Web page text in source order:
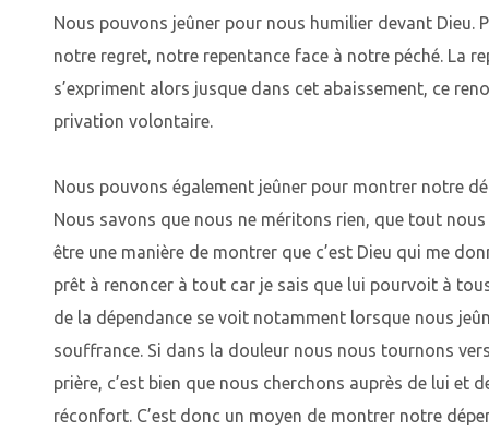
Nous pouvons jeûner pour nous humilier devant Dieu.
notre regret, notre repentance face à notre péché. La
s’expriment alors jusque dans cet abaissement, ce
privation volontaire.
Nous pouvons également jeûner pour montrer notre
Nous savons que nous ne méritons rien, que tout
être une manière de montrer que c’est Dieu qui me
prêt à renoncer à tout car je sais que lui pourvoit à
de la dépendance se voit notamment lorsque nous
souffrance. Si dans la douleur nous nous tournons
prière, c’est bien que nous cherchons auprès de lui et
réconfort. C’est donc un moyen de montrer notre